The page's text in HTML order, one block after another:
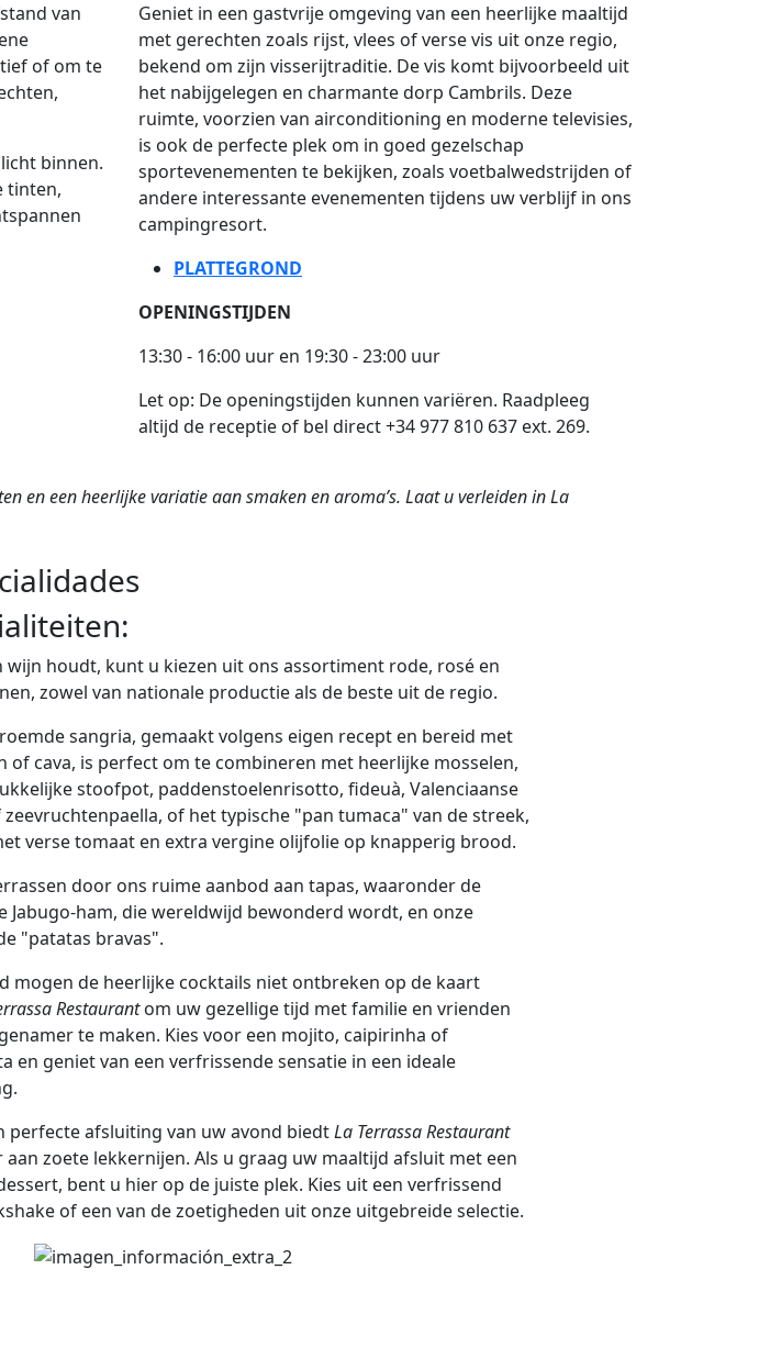
van
of om te
binnen.
tinten,
Geniet in een gastvrije omgeving van een heerlijke maaltijd
met gerechten zoals rijst, vlees of verse vis uit onze regio,
bekend om zijn visserijtraditie. De vis komt bijvoorbeeld uit
het nabijgelegen en charmante dorp Cambrils. Deze
ruimte, voorzien van airconditioning en moderne televisies,
is ook de perfecte plek om in goed gezelschap
sportevenementen te bekijken, zoals voetbalwedstrijden of
andere interessante evenementen tijdens uw verblijf in ons
campingresort.
PLATTEGROND
OPENINGSTIJDEN
13:30 - 16:00 uur en 19:30 - 23:00 uur
Let op: De openingstijden kunnen variëren. Raadpleeg
altijd de receptie of bel direct +34 977 810 637 ext. 269.
en een heerlijke variatie aan smaken en aroma’s. Laat u verleiden in La
wijn houdt, kunt u kiezen uit ons assortiment rode, rosé en
zowel van nationale productie als de beste uit de regio.
sangria, gemaakt volgens eigen recept en bereid met
of cava, is perfect om te combineren met heerlijke mosselen,
stoofpot, paddenstoelenrisotto, fideuà, Valenciaanse
zeevruchtenpaella, of het typische "pan tumaca" van de streek,
verse tomaat en extra vergine olijfolie op knapperig brood.
door ons ruime aanbod aan tapas, waaronder de
Jabugo-ham, die wereldwijd bewonderd wordt, en onze
"patatas bravas".
mogen de heerlijke cocktails niet ontbreken op de kaart
Restaurantom uw gezellige tijd met familie en vrienden
te maken. Kies voor een mojito, caipirinha of
en geniet van een verfrissende sensatie in een ideale
perfecte afsluiting van uw avond biedtLa Terrassa Restaurant
aan zoete lekkernijen. Als u graag uw maaltijd afsluit met een
bent u hier op de juiste plek. Kies uit een verfrissend
of een van de zoetigheden uit onze uitgebreide selectie.